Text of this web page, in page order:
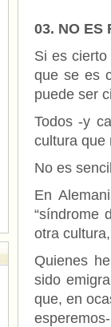
03. NO ES
Si es
que se es
puede ser
Todos -y
cultura que
No es
En
“síndrome
otra
Quienes
sido
que, en